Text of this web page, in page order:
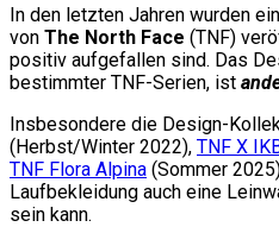
In den letzten Jahren wurden
von The North Face (TNF)
positiv aufgefallen sind. Das
bestimmter TNF-Serien, ist
Insbesondere die Design-
(Herbst/Winter 2022), TNF X
TNF Flora Alpina (Sommer
Laufbekleidung auch eine
sein kann.